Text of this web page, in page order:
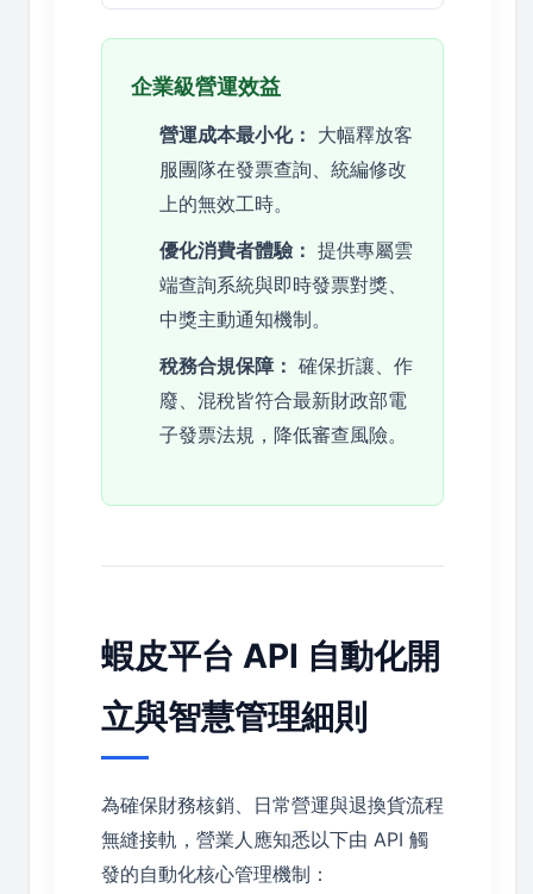
企業級營運效益
營運成本最小化： 大幅釋放客
服團隊在發票查詢、統編修改
上的無效工時。
優化消費者體驗： 提供專屬雲
端查詢系統與即時發票對獎、
中獎主動通知機制。
稅務合規保障： 確保折讓、作
廢、混稅皆符合最新財政部電
子發票法規，降低審查風險。
蝦皮平台 API 自動化開
立與智慧管理細則
為確保財務核銷、日常營運與退換貨流程
無縫接軌，營業人應知悉以下由 API 觸
發的自動化核心管理機制：